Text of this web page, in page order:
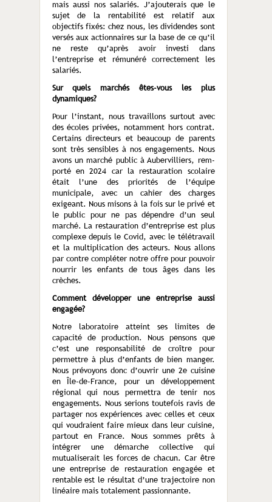
mais aussi nos salariés. J’ajouterais que le
sujet de la rentabilité est relatif aux
objectifs fixés: chez nous, les dividendes sont
versés aux action­naires sur la base de ce qu’il
ne reste qu’après avoir investi dans
l’entreprise et rémunéré correctement les
salariés.
Sur quels marchés êtes-vous les plus
dynamiques?
Pour l’instant, nous travaillons surtout avec
des écoles privées, notamment hors contrat.
Certains directeurs et beaucoup de parents
sont très sensibles à nos engagements. Nous
avons un marché public à Aubervilliers, rem­
porté en 2024 car la restauration scolaire
était l’une des priorités de l’équipe
municipale, avec un cahier des charges
exigeant. Nous misons à la fois sur le privé et
le public pour ne pas dépendre d’un seul
marché. La res­tauration d’entreprise est plus
complexe depuis le Covid, avec le télétravail
et la multiplication des acteurs. Nous allons
par contre compléter notre offre pour pouvoir
nourrir les enfants de tous âges dans les
crèches.
Comment développer une entreprise aussi
engagée?
Notre laboratoire atteint ses limites de
capacité de production. Nous pensons que
c’est une responsabilité de croître pour
permettre à plus d’enfants de bien manger.
Nous prévoyons donc d’ouvrir une 2e cuisine
en Île-de-France, pour un développement
régional qui nous permettra de tenir nos
engagements. Nous serions toutefois ravis de
partager nos expé­riences avec celles et ceux
qui voudraient faire mieux dans leur cuisine,
partout en France. Nous sommes prêts à
intégrer une démarche collective qui
mutualiserait les forces de chacun. Car être
une entreprise de restauration engagée et
rentable est le résultat d’une trajectoire non
linéaire mais totalement passionnante.